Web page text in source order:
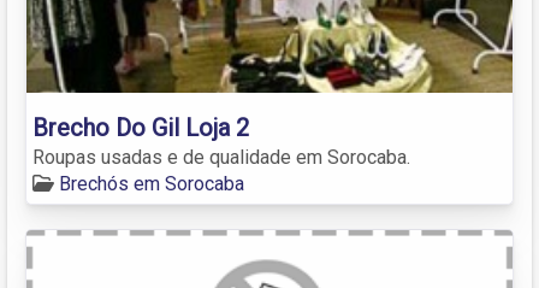
Brecho Do Gil Loja 2
Roupas usadas e de qualidade em Sorocaba.
Brechós em Sorocaba